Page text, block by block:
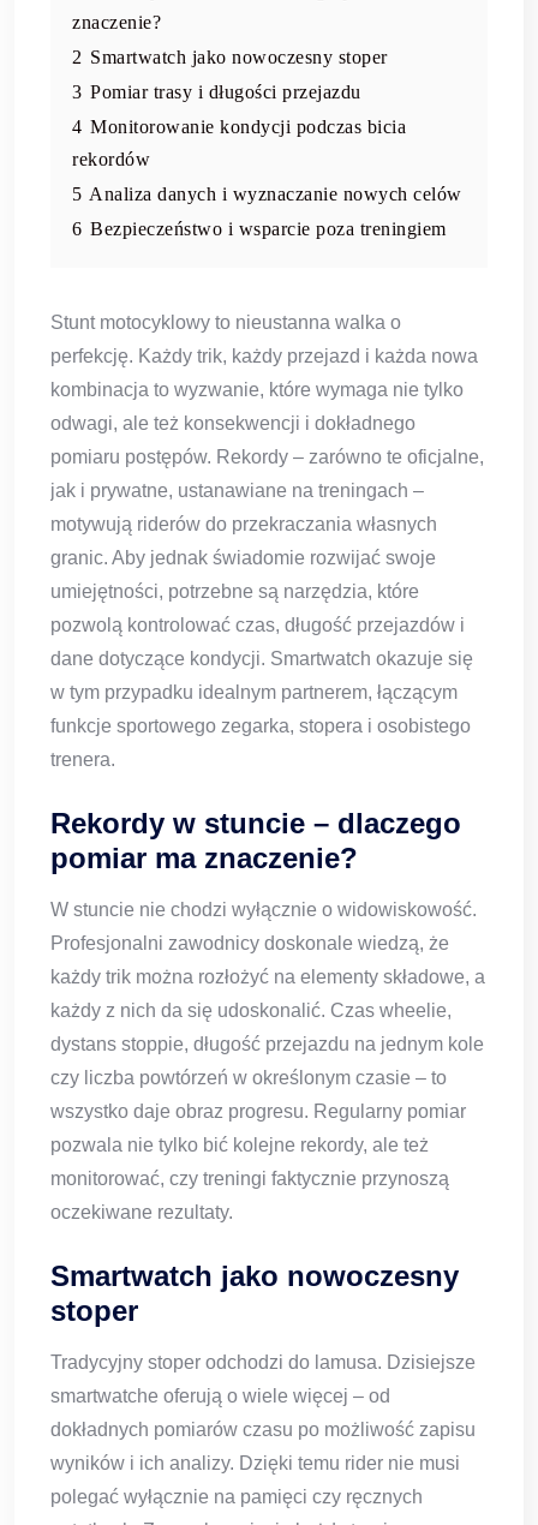
znaczenie?
2 Smartwatch jako nowoczesny stoper
3 Pomiar trasy i długości przejazdu
4 Monitorowanie kondycji podczas bicia
rekordów
5 Analiza danych i wyznaczanie nowych celów
6 Bezpieczeństwo i wsparcie poza treningiem
Stunt motocyklowy to nieustanna walka o
perfekcję. Każdy trik, każdy przejazd i każda nowa
kombinacja to wyzwanie, które wymaga nie tylko
odwagi, ale też konsekwencji i dokładnego
pomiaru postępów. Rekordy – zarówno te oficjalne,
jak i prywatne, ustanawiane na treningach –
motywują riderów do przekraczania własnych
granic. Aby jednak świadomie rozwijać swoje
umiejętności, potrzebne są narzędzia, które
pozwolą kontrolować czas, długość przejazdów i
dane dotyczące kondycji. Smartwatch okazuje się
w tym przypadku idealnym partnerem, łączącym
funkcje sportowego zegarka, stopera i osobistego
trenera.
Rekordy w stuncie – dlaczego
pomiar ma znaczenie?
W stuncie nie chodzi wyłącznie o widowiskowość.
Profesjonalni zawodnicy doskonale wiedzą, że
każdy trik można rozłożyć na elementy składowe, a
każdy z nich da się udoskonalić. Czas wheelie,
dystans stoppie, długość przejazdu na jednym kole
czy liczba powtórzeń w określonym czasie – to
wszystko daje obraz progresu. Regularny pomiar
pozwala nie tylko bić kolejne rekordy, ale też
monitorować, czy treningi faktycznie przynoszą
oczekiwane rezultaty.
Smartwatch jako nowoczesny
stoper
Tradycyjny stoper odchodzi do lamusa. Dzisiejsze
smartwatche oferują o wiele więcej – od
dokładnych pomiarów czasu po możliwość zapisu
wyników i ich analizy. Dzięki temu rider nie musi
polegać wyłącznie na pamięci czy ręcznych